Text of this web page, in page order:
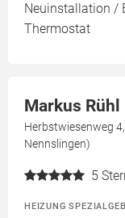
Neuinstallation /
Thermostat
Markus Rühl
Herbstwiesenweg
Nennslingen)
5
HEIZUNG